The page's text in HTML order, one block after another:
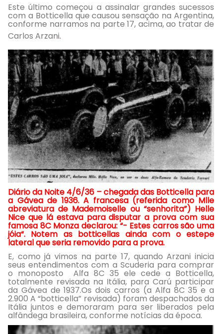
Este último começou a assinalar grandes sucessos
com a Botticella que causou sensação na Argentina,
conforme narramos na parte 17, acima, ao tratar de
Carlos Arzani.
Diário da Noite 4/6/36 – chegada das Botticella para
a Gávea de 1936. A francesa (referida como Mlle
abreviatura de Mademoiselle ou “senhorita”) Helle
Nice que lá estava para disputar a prova com sua
famosa 8C Monza declarou: “- Estes carros são uma
jóia“. Notem as botticellas ainda com o estepe
lateral que seria removido para a prova.
E, como já vimos na parte 17, quando Arzani inicia
seus entendimentos com a Scuderia para comprar
o monoposto Alfa 8C 35 ele cede a Botticella,
totalmente revisada na Itália, para Carú participar
da Gávea de 1937.Os dois carros (a Alfa 8C 35 e a
2.900 A “botticella” revisada) foram despachados da
Itália juntos e demoraram para ser liberados pela
alfândega brasileira, conforme notícias da época.